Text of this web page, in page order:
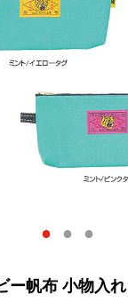
● ● ●
ー帆布 小物入れ